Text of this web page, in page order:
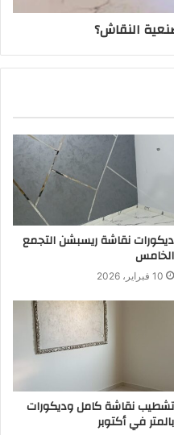
النقاش؟
ديكورات نقاشة ريسبشن التجمع
الخامس
10 فبراير، 2026
تشطيب نقاشة كامل وديكورات
بالمتر في أكتوبر